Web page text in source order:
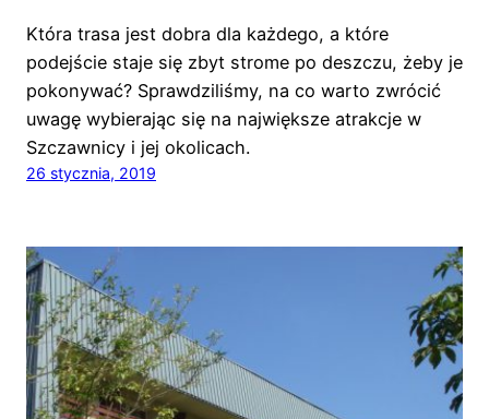
Która trasa jest dobra dla każdego, a które
podejście staje się zbyt strome po deszczu, żeby je
pokonywać? Sprawdziliśmy, na co warto zwrócić
uwagę wybierając się na największe atrakcje w
Szczawnicy i jej okolicach.
26 stycznia, 2019